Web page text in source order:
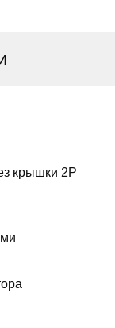
крышки 2P